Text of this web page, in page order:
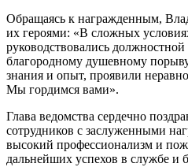
Обращаясь к награжденным,
их героями: «В сложных
руководствовались
благородному душевному
знания и опыт, проявили
Мы гордимся вами».
Глава ведомства сердечно
сотрудников с заслуженными
высокий профессионализм и
дальнейших успехов в службе и